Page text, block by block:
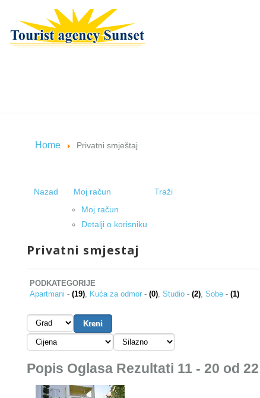
Home Privatni smještaj
Nazad
Moj račun
Moj račun
Detalji o korisniku
Traži
Privatni smjestaj
PODKATEGORIJE
Apartmani - (19), Kuća za odmor - (0), Studio - (2), Sobe - (1)
Popis Oglasa Rezultati 11 - 20 od 22